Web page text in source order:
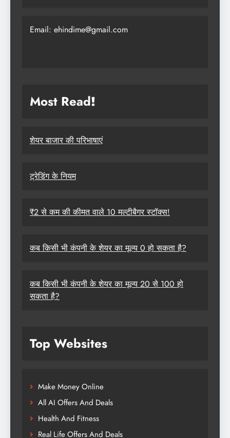
Email: ehindime@gmail.com
Most Read!
शेयर बाजार की परिभाषाएं
ट्रेडिंग के नियम
₹2 से कम की कीमत वाले 10 मल्टीबैगर स्टॉक्स!
कब किसी भी कंपनी के शेयर का मूल्य 0 हो सकता है?
कब किसी भी कंपनी के शेयर का मूल्य 20 से 100 हो
सकता है?
Top Websites
Make Money Online
All AI Offers And Deals
Health And Fitness
Real Life Offers And Deals